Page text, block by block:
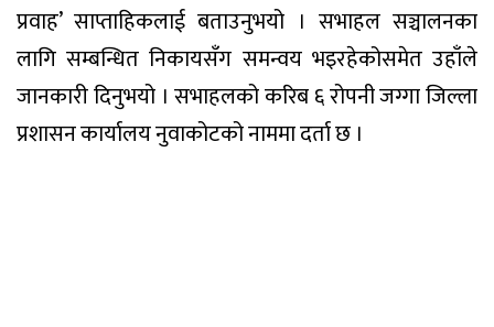
प्रवाह’ साप्ताहिकलाई बताउनुभयो । सभाहल सञ्चालनका
लागि सम्बन्धित निकायसँग समन्वय भइरहेकोसमेत उहाँले
जानकारी दिनुभयो । सभाहलको करिब ६ रोपनी जग्गा जिल्ला
प्रशासन कार्यालय नुवाकोटको नाममा दर्ता छ ।